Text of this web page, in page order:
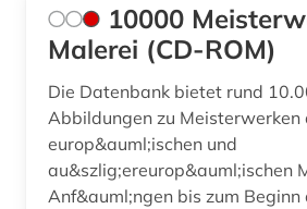
britische geschichte (1)
brunelleschi (1)
brüssel (1)
buch (1)
buchauktion (1)
10000
Malerei (CD-ROM)
Die Datenbank bietet rund
Abbildungen zu Meisterwerken
europ&auml;ischen und
au&szlig;ereurop&auml;ischen
Anf&auml;ngen bis zum Beginn